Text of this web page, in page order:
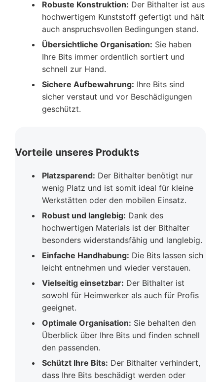
Robuste Konstruktion: Der Bithalter ist aus
hochwertigem Kunststoff gefertigt und hält
auch anspruchsvollen Bedingungen stand.
Übersichtliche Organisation: Sie haben
Ihre Bits immer ordentlich sortiert und
schnell zur Hand.
Sichere Aufbewahrung: Ihre Bits sind
sicher verstaut und vor Beschädigungen
geschützt.
Vorteile unseres Produkts
Platzsparend: Der Bithalter benötigt nur
wenig Platz und ist somit ideal für kleine
Werkstätten oder den mobilen Einsatz.
Robust und langlebig: Dank des
hochwertigen Materials ist der Bithalter
besonders widerstandsfähig und langlebig.
Einfache Handhabung: Die Bits lassen sich
leicht entnehmen und wieder verstauen.
Vielseitig einsetzbar: Der Bithalter ist
sowohl für Heimwerker als auch für Profis
geeignet.
Optimale Organisation: Sie behalten den
Überblick über Ihre Bits und finden schnell
den passenden.
Schützt Ihre Bits: Der Bithalter verhindert,
dass Ihre Bits beschädigt werden oder